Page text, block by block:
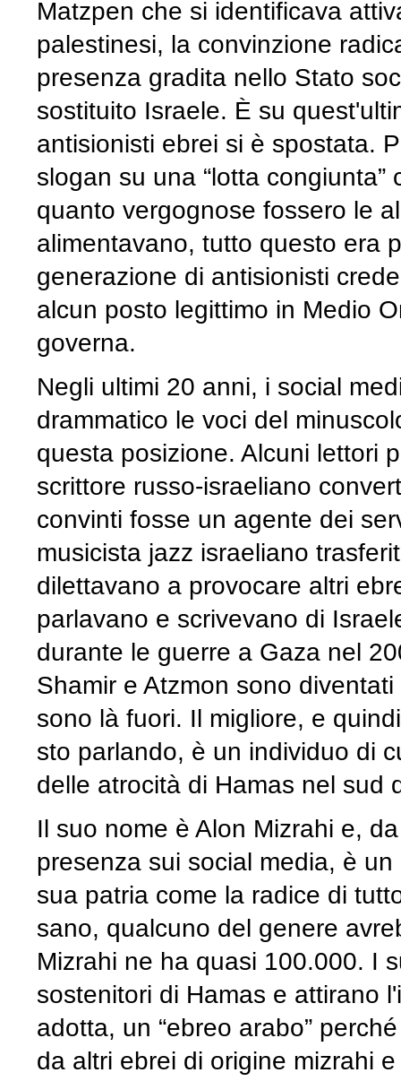
Matzpen che si identificava
palestinesi, la convinzione
presenza gradita nello Stato
sostituito Israele. È su
antisionisti ebrei si è spostata.
slogan su una “lotta
quanto vergognose fossero le
alimentavano, tutto questo era
generazione di antisionisti
alcun posto legittimo in Medio
governa.
Negli ultimi 20 anni, i social
drammatico le voci del
questa posizione. Alcuni lettori
scrittore russo-israeliano
convinti fosse un agente dei
musicista jazz israeliano
dilettavano a provocare altri
parlavano e scrivevano di
durante le guerre a Gaza nel
Shamir e Atzmon sono
sono là fuori. Il migliore, e
sto parlando, è un individuo di
delle atrocità di Hamas nel sud
Il suo nome è Alon Mizrahi e,
presenza sui social media, è
sua patria come la radice di
sano, qualcuno del genere
Mizrahi ne ha quasi 100.000. I
sostenitori di Hamas e attirano
adotta, un “ebreo arabo”
da altri ebrei di origine mizrahi